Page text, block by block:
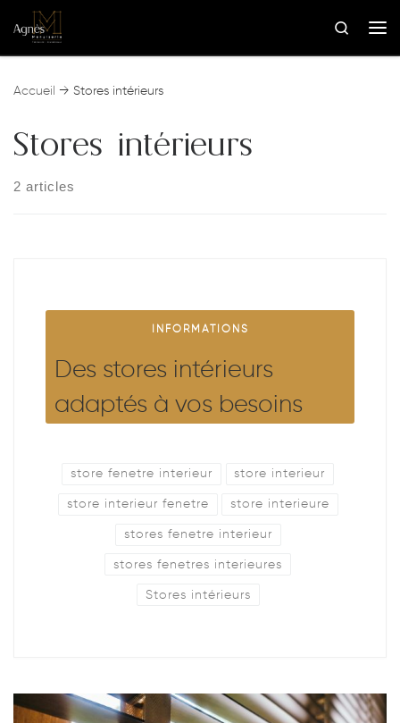
Skip to content
Search
Accueil → Stores intérieurs
Stores intérieurs
2 articles
INFORMATIONS
Des stores intérieurs
adaptés à vos besoins
store fenetre interieur store interieur
store interieur fenetre store interieure
stores fenetre interieur
stores fenetres interieures
Stores intérieurs